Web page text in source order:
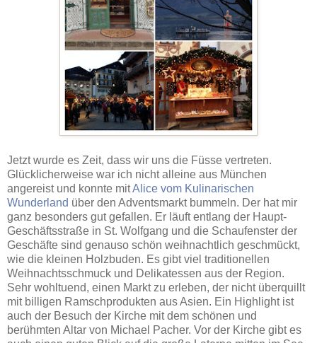
Jetzt wurde es Zeit, dass wir uns die Füsse vertreten.
Glücklicherweise war ich nicht alleine aus München
angereist und konnte mitAlice vom Kulinarischen
Wunderland über den Adventsmarkt bummeln. Der hat mir
ganz besonders gut gefallen. Er läuft entlang der Haupt-
Geschäftsstraße in St. Wolfgang und die Schaufenster der
Geschäfte sind genauso schön weihnachtlich geschmückt,
wie die kleinen Holzbuden. Es gibt viel traditionellen
Weihnachtsschmuck und Delikatessen aus der Region.
Sehr wohltuend, einen Markt zu erleben, der nicht überquillt
mit billigen Ramschprodukten aus Asien. Ein Highlight ist
auch der Besuch der Kirche mit dem schönen und
berühmten Altar von Michael Pacher. Vor der Kirche gibt es